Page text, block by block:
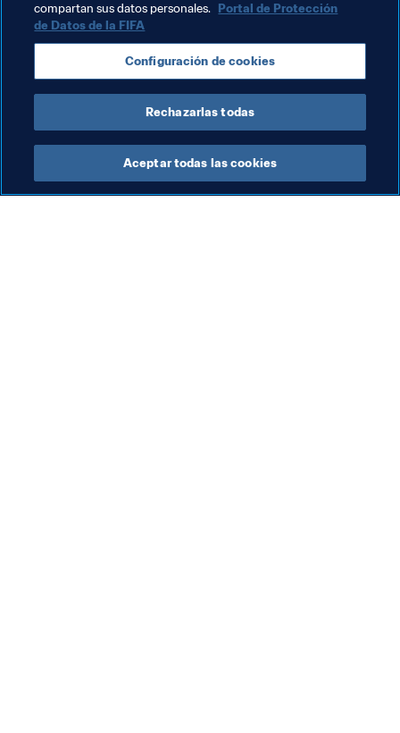
Temas relacionados
Australia England Sweden
compartan sus datos personales. Portal de Protección
de Datos de la FIFA
Configuración de cookies
Rechazarlas todas
Aceptar todas las cookies